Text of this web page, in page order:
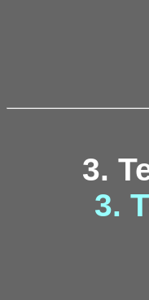
3.
3.